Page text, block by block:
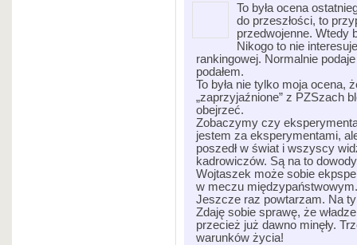
To była ocena
do przeszłości, to
przedwojenne. Wtedy
Nikogo to nie
rankingowej. Normalnie
podałem.
To była nie tylko moja ocena,
„zaprzyjaźnione” z PZSzach
obejrzeć.
Zobaczymy czy
jestem za eksperymentami,
poszedł w świat i wszyscy
kadrowiczów. Są na to
Wojtaszek może sobie
w meczu międzypaństwowym.
Jeszcze raz powtarzam. Na
Zdaję sobie sprawę, że
przecież już dawno minęły.
warunków życia!